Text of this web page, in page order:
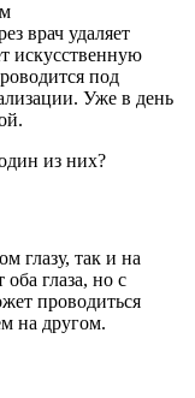
врач удаляет
искусственную
под
Уже в день
из них?
глазу, так и на
глаза, но с
проводиться
на другом.